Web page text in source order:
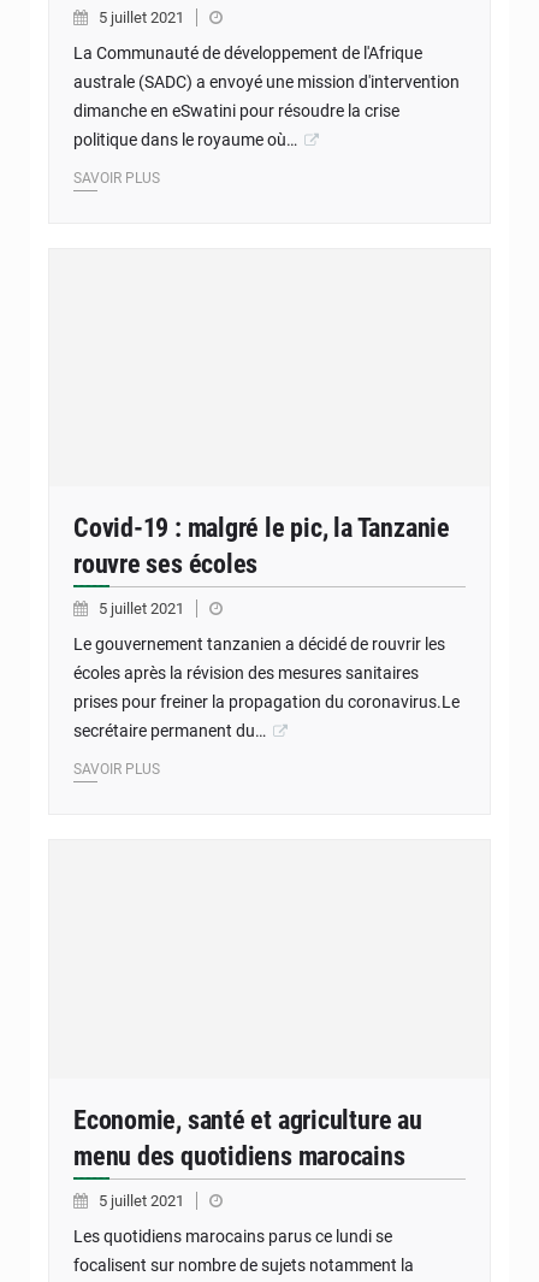
5 juillet 2021
La Communauté de développement de l'Afrique
australe (SADC) a envoyé une mission d'intervention
dimanche en eSwatini pour résoudre la crise
politique dans le royaume où…
SAVOIR PLUS
Covid-19 : malgré le pic, la Tanzanie
rouvre ses écoles
5 juillet 2021
Le gouvernement tanzanien a décidé de rouvrir les
écoles après la révision des mesures sanitaires
prises pour freiner la propagation du coronavirus.Le
secrétaire permanent du…
SAVOIR PLUS
Economie, santé et agriculture au
menu des quotidiens marocains
5 juillet 2021
Les quotidiens marocains parus ce lundi se
focalisent sur nombre de sujets notamment la